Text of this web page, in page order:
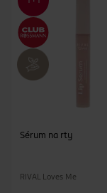
Sérum na rty
RIVAL Loves Me